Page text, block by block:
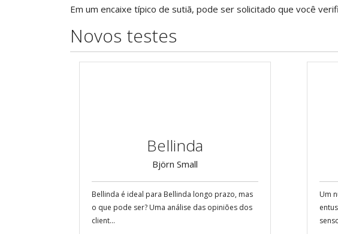
Em um encaixe típico de sutiã, pode ser solicitado que você
Novos testes
Bellinda
Björn Small
Bellinda é ideal para Bellinda longo prazo, mas
o que pode ser? Uma análise das opiniões dos
client...
Um